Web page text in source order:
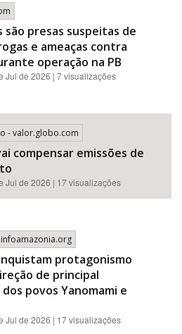
são presas suspeitas de
e ameaças contra
operação na PB
Jul de 2026 | 7 visualizações
- valor.globo.com
compensar emissões de
Jul de 2026 | 17 visualizações
protagonismo
de principal
povos Yanomami e
Jul de 2026 | 17 visualizações